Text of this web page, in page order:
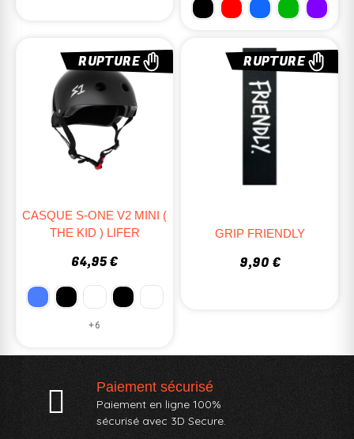
RUPTURE
CASQUE S-ONE V2 MINI (
THE KID ) LIFER
64,95 €
+6
RUPTURE
GRIP FRIENDLY
9,90 €
Paiement sécurisé
Paiement en ligne 100%
sécurisé avec 3D Secure.